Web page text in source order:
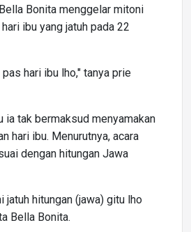
Bonita menggelar mitoni
ibu yang jatuh pada 22
hari ibu lho," tanya prie
ia tak bermaksud menyamakan
hari ibu. Menurutnya, acara
dengan hitungan Jawa
jatuh hitungan (jawa) gitu lho
Bella Bonita.